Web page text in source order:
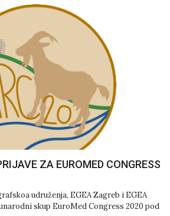
ZA EUROMED CONGRESS
udruženja, EGEA Zagreb i EGEA
skup EuroMed Congress 2020 pod